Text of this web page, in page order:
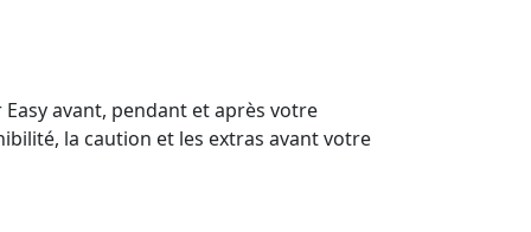
avant, pendant et après votre
la caution et les extras avant votre